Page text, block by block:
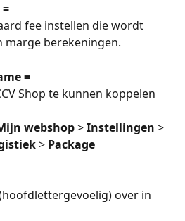
fee instellen die wordt
berekeningen.
=
Shop te kunnen koppelen
webshop > Instellingen >
> Package
over in